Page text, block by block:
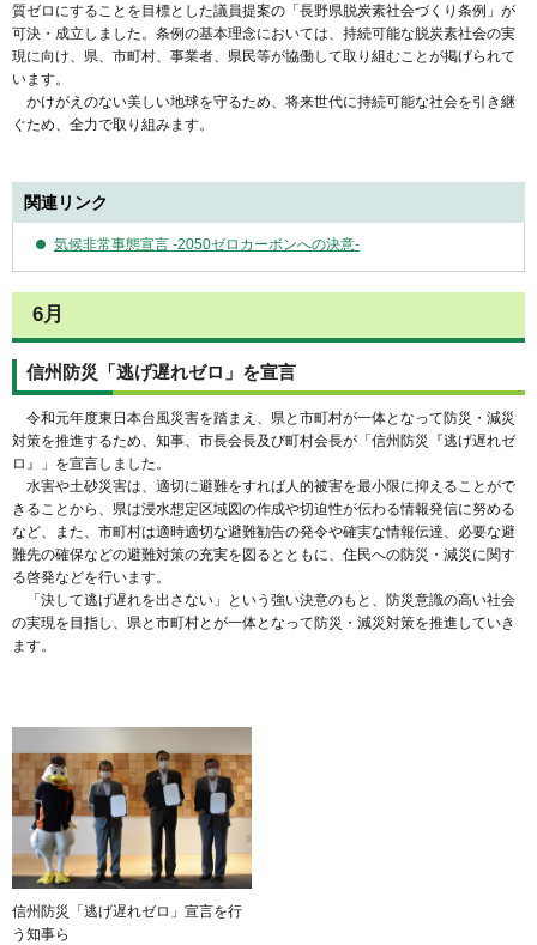
質ゼロにすることを目標とした議員提案の「長野県脱炭素社会づくり条例」が
可決・成立しました。条例の基本理念においては、持続可能な脱炭素社会の実
現に向け、県、市町村、事業者、県民等が協働して取り組むことが掲げられて
います。
かけがえのない美しい地球を守るため、将来世代に持続可能な社会を引き継
ぐため、全力で取り組みます。
関連リンク
気候非常事態宣言 -2050ゼロカーボンへの決意-
6月
信州防災「逃げ遅れゼロ」を宣言
令和元年度東日本台風災害を踏まえ、県と市町村が一体となって防災・減災
対策を推進するため、知事、市長会長及び町村会長が「信州防災『逃げ遅れゼ
ロ』」を宣言しました。
水害や土砂災害は、適切に避難をすれば人的被害を最小限に抑えることがで
きることから、県は浸水想定区域図の作成や切迫性が伝わる情報発信に努める
など、また、市町村は適時適切な避難勧告の発令や確実な情報伝達、必要な避
難先の確保などの避難対策の充実を図るとともに、住民への防災・減災に関す
る啓発などを行います。
「決して逃げ遅れを出さない」という強い決意のもと、防災意識の高い社会
の実現を目指し、県と市町村とが一体となって防災・減災対策を推進していき
ます。
信州防災「逃げ遅れゼロ」宣言を行
う知事ら